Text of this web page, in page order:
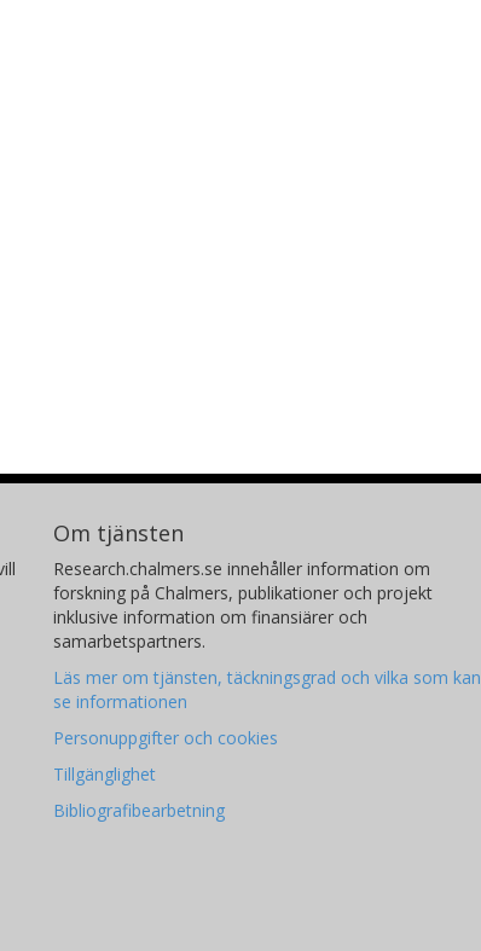
Om tjänsten
Research.chalmers.se innehåller information om
forskning på Chalmers, publikationer och projekt
inklusive information om finansiärer och
samarbetspartners.
Läs mer om tjänsten, täckningsgrad och vilka som kan
se informationen
Personuppgifter och cookies
Tillgänglighet
Bibliografibearbetning